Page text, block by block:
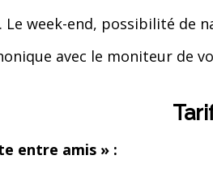
Le week-end, possibilité
avec le moniteur de
entre amis » :